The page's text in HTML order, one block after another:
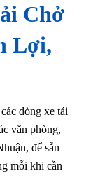
Chở
Lợi,
dòng xe tải
văn phòng,
để sẵn
mỗi khi cần